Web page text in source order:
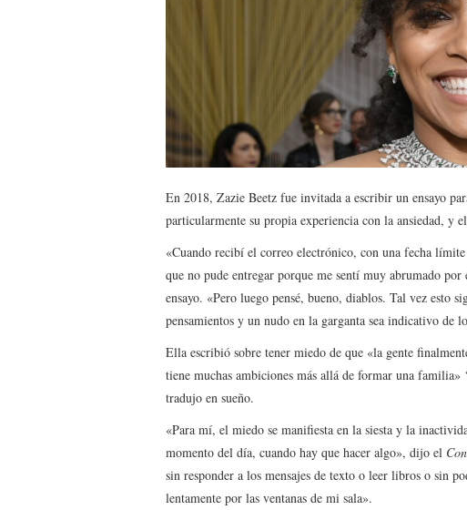
En 2018, Zazie Beetz fue invitada a escribir un ensayo
particularmente su propia experiencia con la ansiedad, y
«Cuando recibí el correo electrónico, con una fecha
que no pude entregar porque me sentí muy abrumado
ensayo. «Pero luego pensé, bueno, diablos. Tal vez esto
pensamientos y un nudo en la garganta sea indicativo de
Ella escribió sobre tener miedo de que «la gente
tiene muchas ambiciones más allá de formar una
tradujo en sueño.
«Para mí, el miedo se manifiesta en la siesta y la
momento del día, cuando hay que hacer algo», dijo el
sin responder a los mensajes de texto o leer libros o sin
lentamente por las ventanas de mi sala».